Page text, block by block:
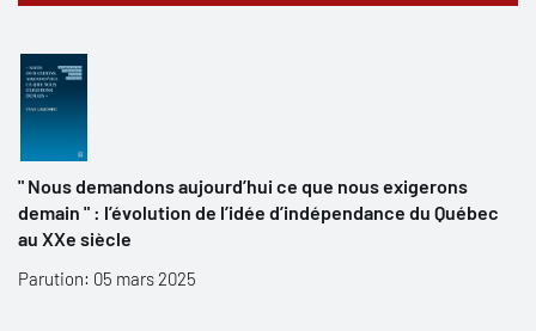
" Nous demandons aujourd’hui ce que nous exigerons
demain " : l’évolution de l’idée d’indépendance du Québec
au XXe siècle
Parution: 05 mars 2025